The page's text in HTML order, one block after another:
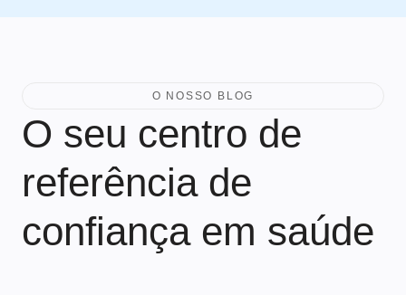
O NOSSO BLOG
O seu centro de
referência de
confiança em saúde